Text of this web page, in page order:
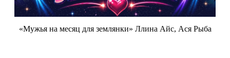
«Мужья на месяц для землянки» Ллина Айс, Ася Рыба